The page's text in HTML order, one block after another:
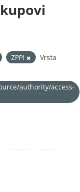
ZPPI
Vrsta
authority/access-